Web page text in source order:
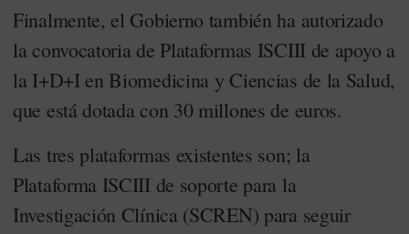
Finalmente, el Gobierno también ha autorizado
la convocatoria de Plataformas ISCIII de apoyo a
la I+D+I en Biomedicina y Ciencias de la Salud,
que está dotada con 30 millones de euros.
Las tres plataformas existentes son; la
Plataforma ISCIII de soporte para la
Investigación Clínica (SCREN) para seguir